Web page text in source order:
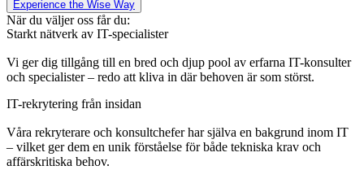
Experience the Wise Way
När du väljer oss får du:
Starkt nätverk av IT-specialister
Vi ger dig tillgång till en bred och djup pool av erfarna IT-konsulter
och specialister – redo att kliva in där behoven är som störst.
IT-rekrytering från insidan
Våra rekryterare och konsultchefer har själva en bakgrund inom IT
– vilket ger dem en unik förståelse för både tekniska krav och
affärskritiska behov.